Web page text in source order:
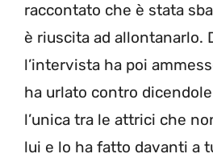
raccontato che è stata
è riuscita ad allontanarlo.
l’intervista ha poi
ha urlato contro
l’unica tra le attrici che
lui e lo ha fatto davanti a